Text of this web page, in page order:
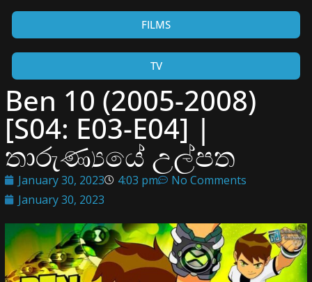
FILMS
TV
Ben 10 (2005-2008)
[S04: E03-E04] |
තාරුණ්‍යයේ උල්පත
January 30, 2023 4:03 pm
No Comments
January 30, 2023